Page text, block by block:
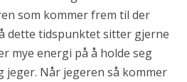
som kommer frem til der
dette tidspunktet sitter gjerne
mye energi på å holde seg
jeger. Når jegeren så kommer